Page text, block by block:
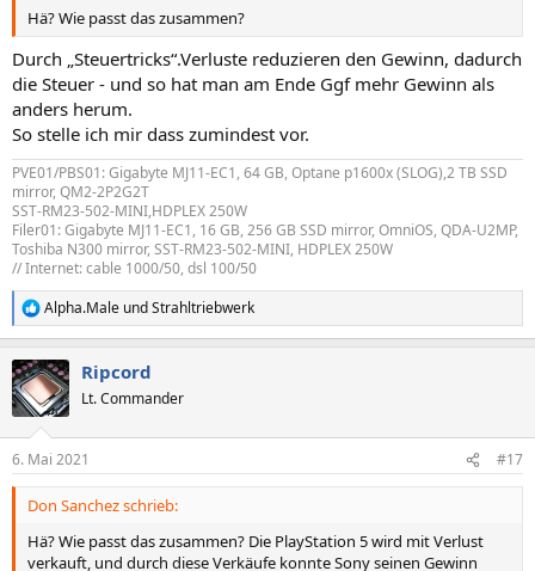
Hä? Wie passt das zusammen?
Durch „Steuertricks“.Verluste reduzieren den Gewinn, dadurch
die Steuer - und so hat man am Ende Ggf mehr Gewinn als
anders herum.
So stelle ich mir dass zumindest vor.
PVE01/PBS01: Gigabyte MJ11-EC1, 64 GB, Optane p1600x (SLOG),2 TB SSD
mirror, QM2-2P2G2T
SST-RM23-502-MINI,HDPLEX 250W
Filer01: Gigabyte MJ11-EC1, 16 GB, 256 GB SSD mirror, OmniOS, QDA-U2MP,
Toshiba N300 mirror, SST-RM23-502-MINI, HDPLEX 250W
// Internet: cable 1000/50, dsl 100/50
R
e
k
t
i
e
n
Alpha.Male undStrahltriebwerk
Ripcord
Lt. Commander
6. Mai 2021 #17
Don Sanchez schrieb:
Hä? Wie passt das zusammen? Die PlayStation 5 wird mit Verlust
verkauft, und durch diese Verkäufe konnte Sony seinen Gewinn